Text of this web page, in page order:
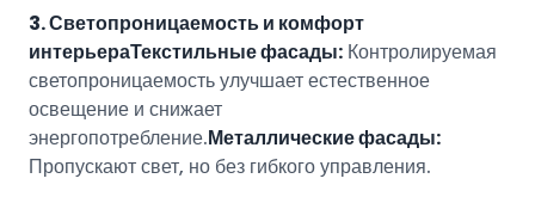
3. Светопроницаемость и комфорт
интерьераТекстильные фасады: Контролируемая
светопроницаемость улучшает естественное
освещение и снижает
энергопотребление.Металлические фасады:
Пропускают свет, но без гибкого управления.